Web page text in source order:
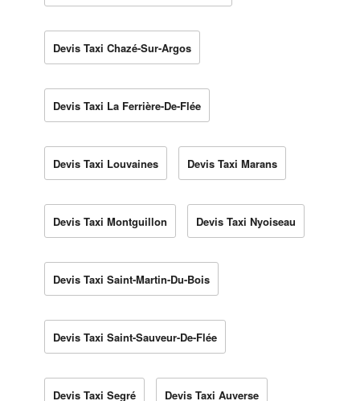
Devis Taxi Chazé-Sur-Argos
Devis Taxi La Ferrière-De-Flée
Devis Taxi Louvaines Devis Taxi Marans
Devis Taxi Montguillon Devis Taxi Nyoiseau
Devis Taxi Saint-Martin-Du-Bois
Devis Taxi Saint-Sauveur-De-Flée
Devis Taxi Segré Devis Taxi Auverse